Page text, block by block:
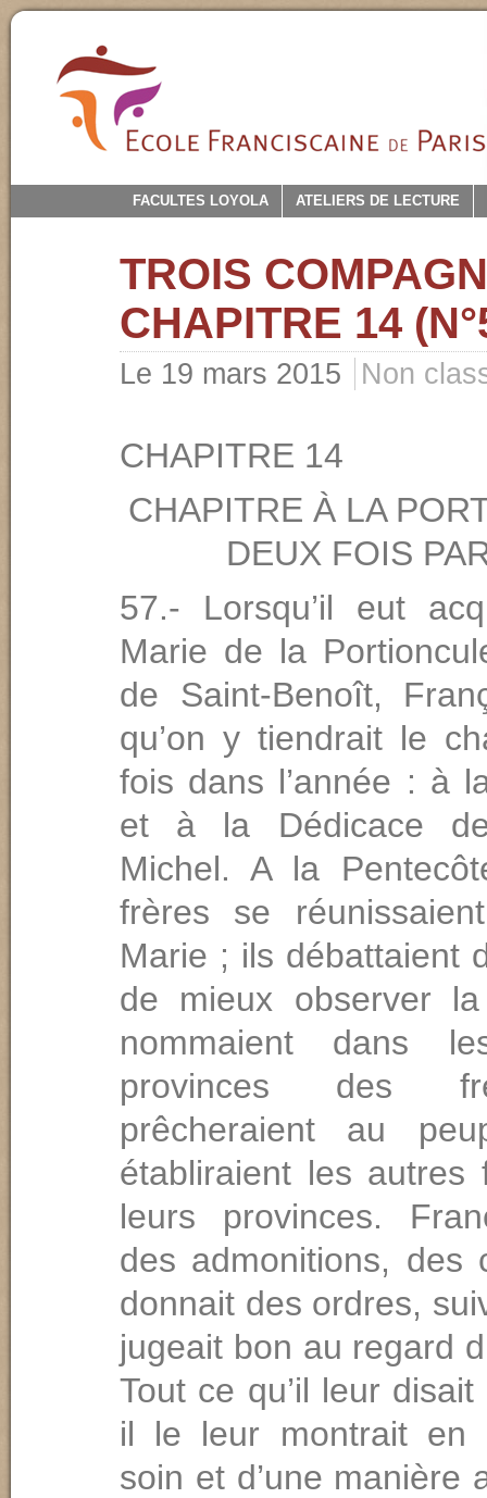
FACULTES LOYOLA ATELIERS DE LECTURE
TROIS
CHAPITRE 14
Le 19 mars 2015 Non
CHAPITRE 14
CHAPITRE À LA
DEUX FOIS
57.- Lorsqu’il eut
Marie de la
de Saint-Benoît,
qu’on y tiendrait le
fois dans l’année : à
et à la Dédicace
Michel. A la
frères se
Marie ; ils débattaient
de mieux observer
nommaient dans
provinces des
prêcheraient au
établiraient les autres
leurs provinces.
des admonitions, des
donnait des ordres,
jugeait bon au regard
Tout ce qu’il leur
il le leur montrait en
soin et d’une manière